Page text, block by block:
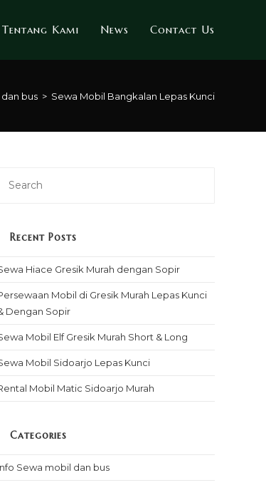
Tentang Kami News Contact Us
bus > Sewa Mobil Bangkalan Lepas Kunci
Recent Posts
Hiace Gresik Murah dengan Sopir
Mobil di Gresik Murah Lepas Kunci
Dengan Sopir
Mobil Elf Gresik Murah Short & Long
Mobil Sidoarjo Lepas Kunci
Mobil Matic Sidoarjo Murah
Categories
Sewa mobil dan bus